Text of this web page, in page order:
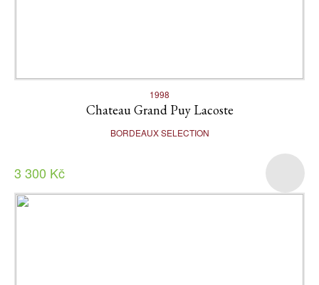
1998
Chateau Grand Puy Lacoste
BORDEAUX SELECTION
3 300 Kč